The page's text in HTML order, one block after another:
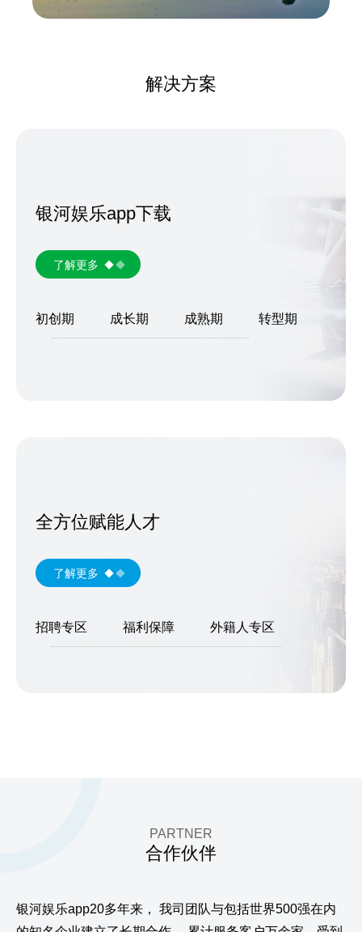
解决方案
银河娱乐app下载
了解更多
初创期 成长期 成熟期 转型期
全方位赋能人才
了解更多
招聘专区 福利保障 外籍人专区
PARTNER
合作伙伴
银河娱乐app20多年来，
我司团队与包括世界500强在内